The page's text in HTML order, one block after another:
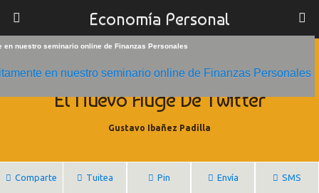
Economía Personal
26/04/2018
El Nuevo Auge De Twitter
Gustavo Ibañez Padilla
Comparte Tuitea Pin Envía SMS
en nuestro seminario online de Finanzas Personales